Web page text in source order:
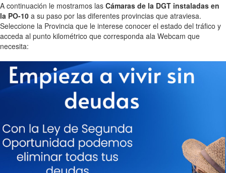
A continuación le mostramos las Cámaras de la DGT instaladas en
la PO-10 a su paso por las diferentes provincias que atraviesa.
Seleccione la Provincia que le interese conocer el estado del tráfico y
acceda al punto kilométrico que corresponda ala Webcam que
necesita: